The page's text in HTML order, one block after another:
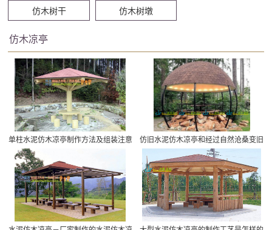
仿木树干 仿木树墩
仿木凉亭
单柱水泥仿木凉亭制作方法及组装注意
仿旧水泥仿木凉亭和经过自然沧桑变旧
的效果各有千秋